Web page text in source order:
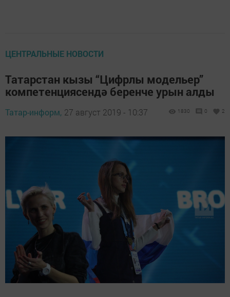
ЦЕНТРАЛЬНЫЕ НОВОСТИ
Татарстан кызы “Цифрлы модельер”
компетенциясендә беренче урын алды
Татар-информ, 27 август 2019 - 10:37 1830 0 2